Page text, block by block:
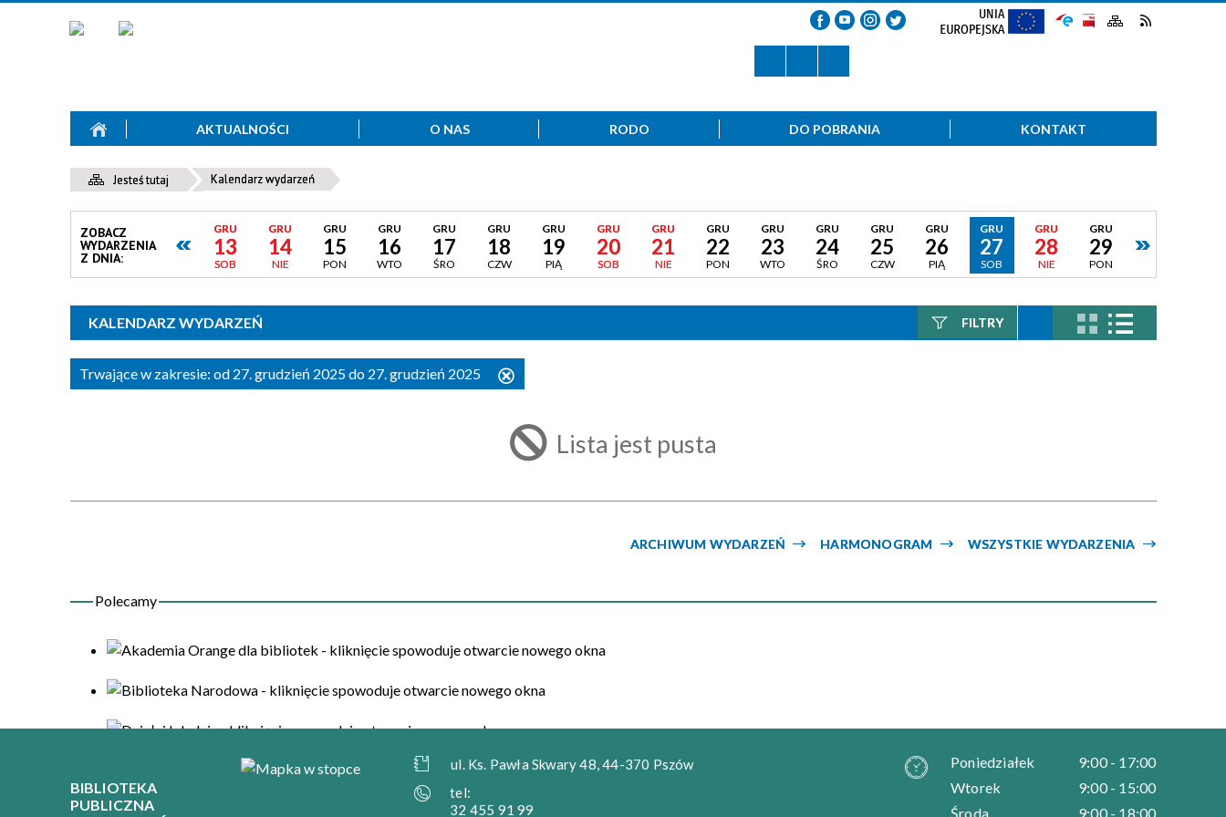
AKTUALNOŚCI O NAS RODO DO POBRANIA KONTAKT
Jesteś tutaj Kalendarz wydarzeń
ZOBACZ
WYDARZENIA
Z DNIA:
GRU
13
SOB
GRU
14
NIE
GRU
15
PON
GRU
16
WTO
GRU
17
ŚRO
GRU
18
CZW
GRU
19
PIĄ
GRU
20
SOB
GRU
21
NIE
GRU
22
PON
GRU
23
WTO
GRU
24
ŚRO
GRU
25
CZW
GRU
26
PIĄ
GRU
27
SOB
GRU
28
NIE
GRU
29
PON
KALENDARZ WYDARZEŃ FILTRY
Miejsce
Trwające w zakresie: od 27. grudzień 2025 do 27. grudzień 2025
filtr
Lista jest pusta
WSZYSTKIE WYDARZENIA
HARMONOGRAM
ARCHIWUM WYDARZEŃ
BIBLIOTEKA
PUBLICZNA
ul. Ks. Pawła Skwary 48, 44-370 Pszów
tel:
32 455 91 99
Poniedziałek
9:00 - 17:00
Wtorek
9:00 - 15:00
Środa
9:00 - 18:00